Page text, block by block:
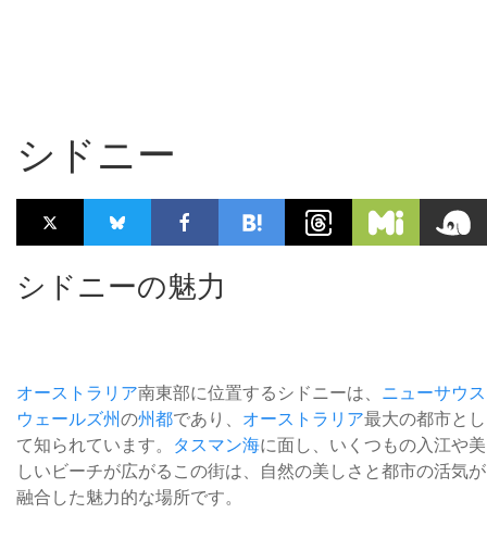
シドニー
シドニーの魅力
オーストラリア南東部に位置するシドニーは、 ニューサウス
ウェールズ州の州都であり、 オーストラリア最大の都市とし
て知られています。 タスマン海に面し、いくつもの入江や美
しいビーチが広がるこの街は、自然の美しさと都市の活気が
融合した魅力的な場所です。